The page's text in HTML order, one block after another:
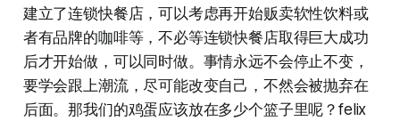
建立了连锁快餐店，可以考虑再开始贩卖软性饮料或
者有品牌的咖啡等，不必等连锁快餐店取得巨大成功
后才开始做，可以同时做。事情永远不会停止不变，
要学会跟上潮流，尽可能改变自己，不然会被抛弃在
后面。那我们的鸡蛋应该放在多少个篮子里呢？felix